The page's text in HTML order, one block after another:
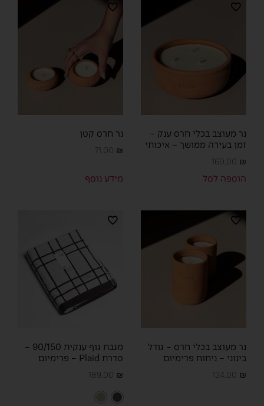
נר מעוצב בכלי חרס ענק –
זמן בעירה ממושך – איכותי
160.00 ₪
הוספה לסל
נר חרס קטן
71.00 ₪
מידע נוסף
נר מעוצב בכלי חרס – גודל
בינוני – ניחוח פרימיום
134.00 ₪
מגבת גוף ענקית 90/150 –
סדרת Plaid – פרימיום
189.00 ₪